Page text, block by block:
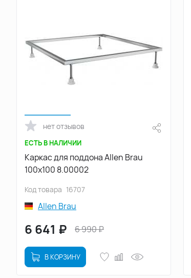
нет отзывов
ЕСТЬ В НАЛИЧИИ
Каркас для поддона Allen Brau
100х100 8.00002
Код товара 16707
Allen Brau
6 641 ₽ 6 990₽
В КОРЗИНУ